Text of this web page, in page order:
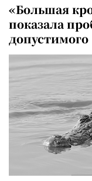
«Большая
показала
допустимого